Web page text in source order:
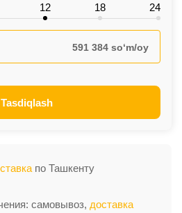
12 18 24
591 384 so‘m/oy
Tasdiqlash
по Ташкенту
самовывоз, доставка